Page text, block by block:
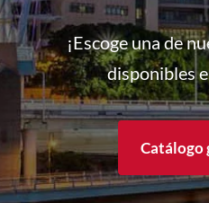
¡Escoge una de
disponibles